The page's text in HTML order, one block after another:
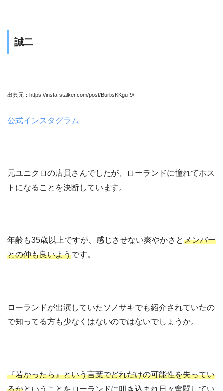
誠二
出典元：https://insta-stalker.com/post/BurbsKKgu-9/
公式インスタグラム
元ユニクロの店員さんでしたが、ローランドに憧れてホス
トになることを決断しています。
年齢も35歳以上ですが、感じさせない爽やかさとメンバー
との仲も良いようです。
ローランドが出演していたソノサキでも紹介されていたの
で知ってる方も少なくはないのではないでしょうか。
『若かったら』という言葉でどれだけの可能性を失ってい
るかということをローランドに叩き込まれ日々奮闘してい